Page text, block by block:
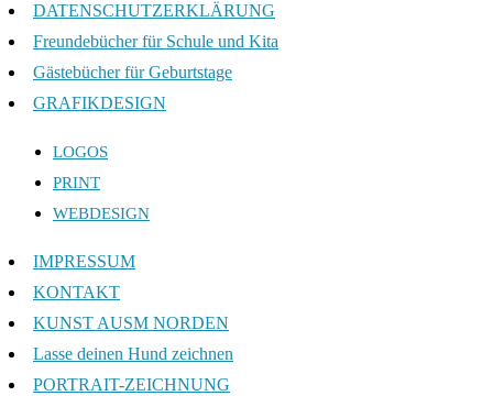
DATENSCHUTZERKLÄRUNG
Freundebücher für Schule und Kita
Gästebücher für Geburtstage
GRAFIKDESIGN
LOGOS
PRINT
WEBDESIGN
IMPRESSUM
KONTAKT
KUNST AUSM NORDEN
Lasse deinen Hund zeichnen
PORTRAIT-ZEICHNUNG